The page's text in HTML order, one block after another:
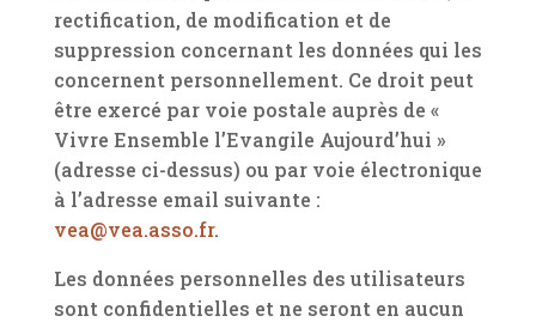
rectification, de modification et de
suppression concernant les données qui les
concernent personnellement. Ce droit peut
être exercé par voie postale auprès de «
Vivre Ensemble l’Evangile Aujourd’hui »
(adresse ci-dessus) ou par voie électronique
à l’adresse email suivante :
vea@vea.asso.fr.
Les données personnelles des utilisateurs
sont confidentielles et ne seront en aucun